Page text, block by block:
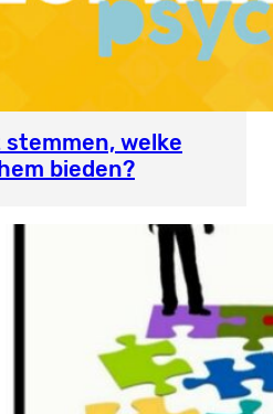
welke
bieden?